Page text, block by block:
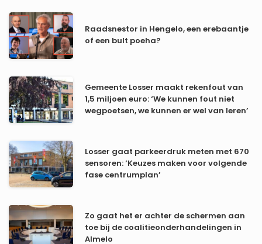
Raadsnestor in Hengelo, een erebaantje
of een bult poeha?
Gemeente Losser maakt rekenfout van
1,5 miljoen euro: ‘We kunnen fout niet
wegpoetsen, we kunnen er wel van leren’
Losser gaat parkeerdruk meten met 670
sensoren: ‘Keuzes maken voor volgende
fase centrumplan’
Zo gaat het er achter de schermen aan
toe bij de coalitieonderhandelingen in
Almelo